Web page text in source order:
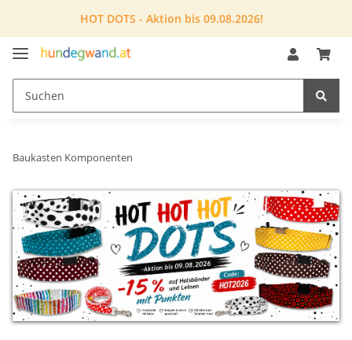
HOT DOTS - Aktion bis 09.08.2026!
Baukasten Komponenten